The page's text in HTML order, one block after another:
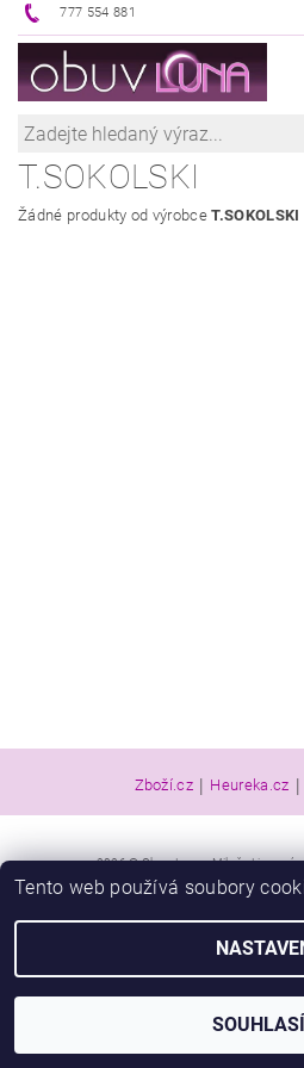
777 554 881
T.SOKOLSKI
Žádné produkty od výrobceT.SOKOLSKI
Zboží.cz | Heureka.cz |
2026 © Obuv Luna - Miluše Liznová,
Vytvořil
Tento web používá soubory